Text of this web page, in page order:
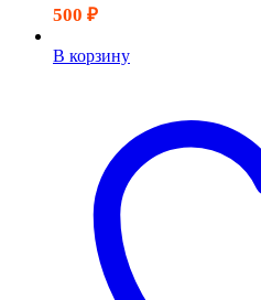
500 ₽
В корзину